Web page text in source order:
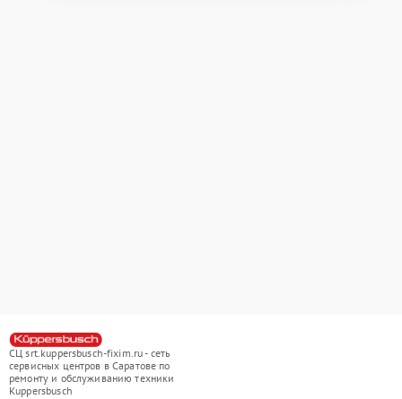
СЦ srt.kuppersbusch-fixim.ru - сеть
сервисных центров в Саратове по
ремонту и обслуживанию техники
Kuppersbusch